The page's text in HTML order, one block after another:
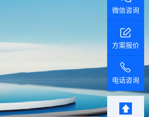
微信咨询
方案报价
电话咨询